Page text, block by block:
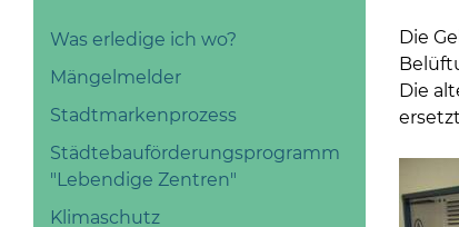
Was erledige ich wo?
Mängelmelder
Stadtmarkenprozess
Städtebauförderungsprogramm
"Lebendige Zentren"
Klimaschutz
Die
Die